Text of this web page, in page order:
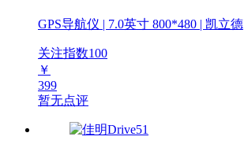
GPS导航仪 | 7.0英寸 800*480 | 凯立德
关注指数100
￥
399
暂无点评